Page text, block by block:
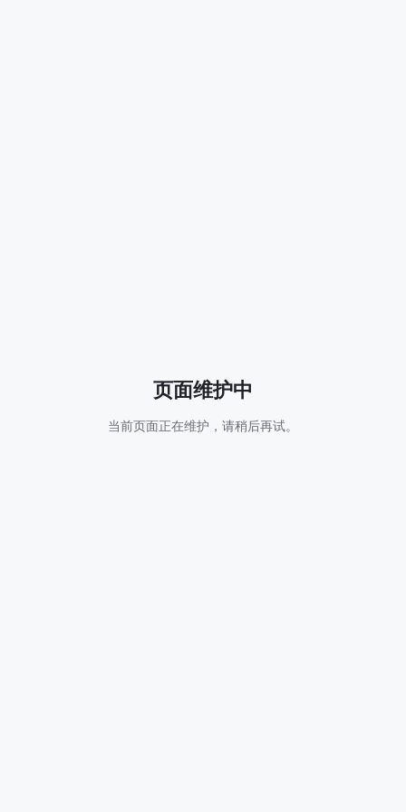
页面维护中
当前页面正在维护，请稍后再试。